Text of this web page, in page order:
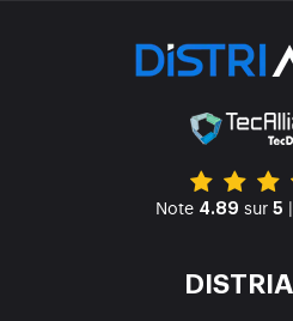
Note 4.89 sur 5 |